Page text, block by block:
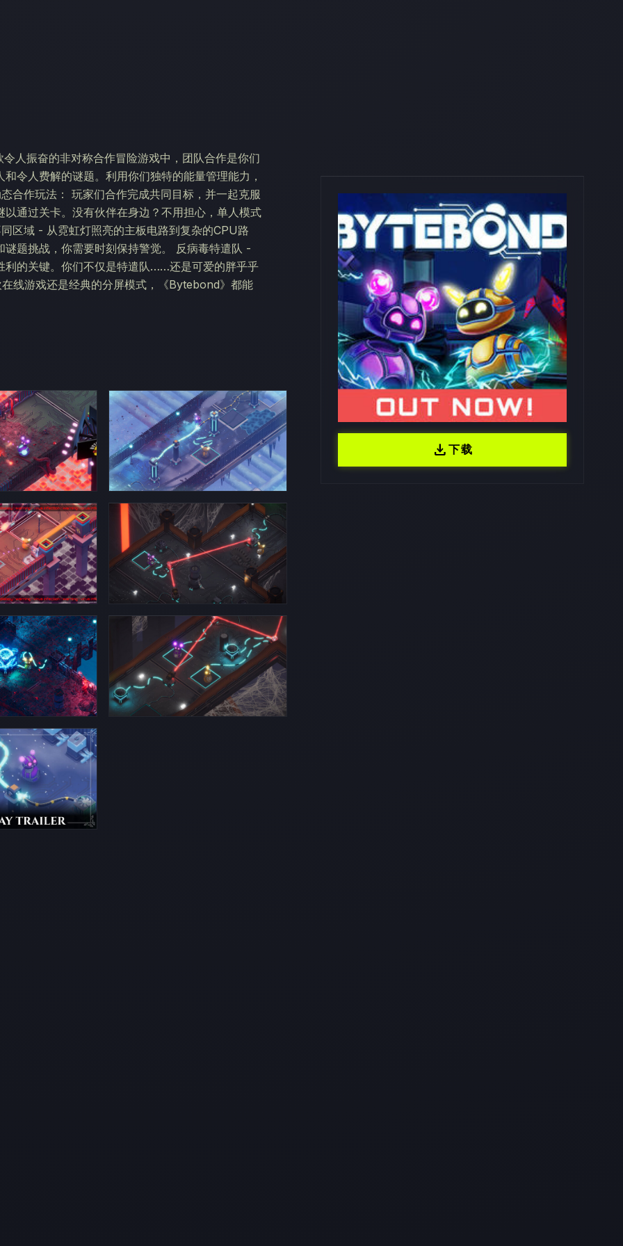
人振奋的非对称合作冒险游戏中，团队合作是你们
令人费解的谜题。利用你们独特的能量管理能力，
合作玩法： 玩家们合作完成共同目标，并一起克服
通过关卡。没有伙伴在身边？不用担心，单人模式
区域 - 从霓虹灯照亮的主板电路到复杂的CPU路
题挑战，你需要时刻保持警觉。 反病毒特遣队 -
利的关键。你们不仅是特遣队……还是可爱的胖乎乎
线游戏还是经典的分屏模式，《Bytebond》都能
download下载